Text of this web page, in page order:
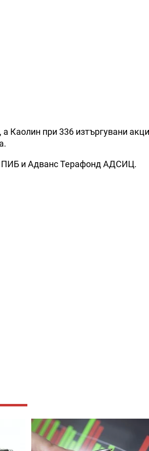
Каолин при 336 изтъргувани
ПИБ и Адванс Терафонд АДСИЦ.